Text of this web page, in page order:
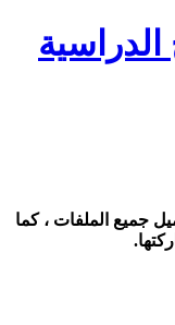
جميع الملفات ، كما